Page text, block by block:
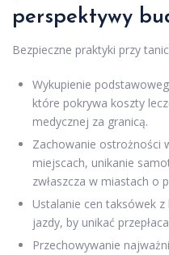
perspektywy
Bezpieczne praktyki przy
Wykupienie
które pokrywa koszty
medycznej za granicą.
Zachowanie ostrożności
miejscach, unikanie
zwłaszcza w miastach o
Ustalanie cen taksówek
jazdy, by unikać
Przechowywanie